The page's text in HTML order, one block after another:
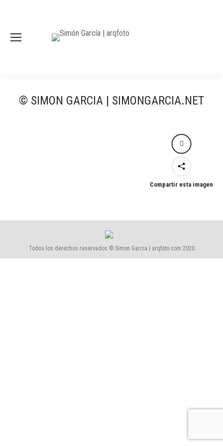
© SIMON GARCIA | SIMONGARCIA.NET
Compartir esta imagen
Todos los derechos reservados © Simon Garcia | arqfoto.com 2020